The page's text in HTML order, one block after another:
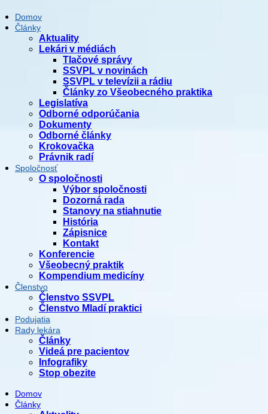
Domov
Články
Aktuality
Lekári v médiách
Tlačové správy
SSVPL v novinách
SSVPL v televízii a rádiu
Články zo Všeobecného praktika
Legislatíva
Odborné odporúčania
Dokumenty
Odborné články
Krokovačka
Právnik radí
Spoločnosť
O spoločnosti
Výbor spoločnosti
Dozorná rada
Stanovy na stiahnutie
História
Zápisnice
Kontakt
Konferencie
Všeobecný praktik
Kompendium medicíny
Členstvo
Členstvo SSVPL
Členstvo Mladí praktici
Podujatia
Rady lekára
Články
Videá pre pacientov
Infografiky
Stop obezite
Domov
Články